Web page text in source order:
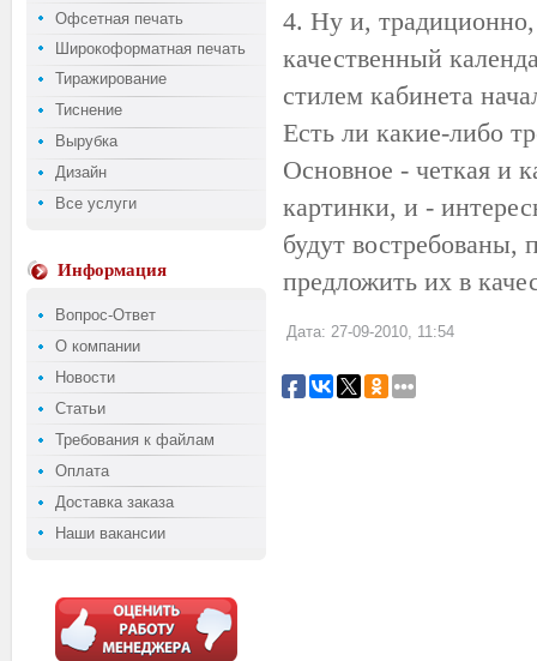
Офсетная печать
Широкоформатная печать
Тиражирование
Тиснение
Вырубка
Дизайн
Все услуги
Информация
Вопрос-Ответ
О компании
Новости
Статьи
Требования к файлам
Оплата
Доставка заказа
Наши вакансии
4. Ну и, традиционно,
качественный
стилем кабинета
Есть ли какие-либо
Основное - четкая и
картинки, и -
будут
предложить их в
Дата: 27-09-2010, 11:54